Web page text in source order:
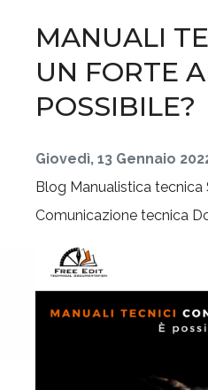
MANUALI
UN FORTE
POSSIBILE?
Giovedì, 13 Gennaio
Blog Manualistica tecnica
Comunicazione tecnica